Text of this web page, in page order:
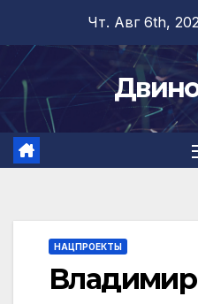
содержимому
Чт. Авг 6th,
НАЦПРОЕКТЫ